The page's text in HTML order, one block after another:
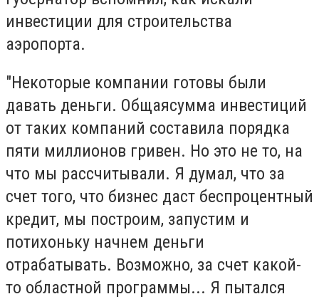
инвестиции для строительства
аэропорта.
"Некоторые компании готовы были
давать деньги. Общаясумма инвестиций
от таких компаний составила порядка
пяти миллионов гривен. Но это не то, на
что мы рассчитывали. Я думал, что за
счет того, что бизнес даст беспроцентный
кредит, мы построим, запустим и
потихоньку начнем деньги
отрабатывать. Возможно, за счет какой-
то областной программы... Я пытался